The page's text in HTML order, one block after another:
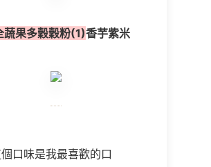
蔬果多穀穀粉(1)香芋紫米
口味是我最喜歡的口